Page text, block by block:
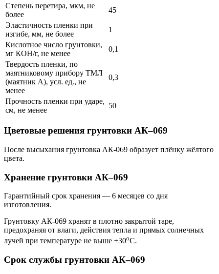
Степень перетира, мкм, не
более
45
Эластичность пленки при
изгибе, мм, не более
1
Кислотное число грунтовки,
мг КОН/г, не менее
0,1
Твердость пленки, по
маятниковому прибору ТМЛ
(маятник А), усл. ед., не
менее
0,3
Прочность пленки при ударе,
см, не менее
50
Цветовые решения грунтовки АК–069
После высыхания грунтовка АК-069 образует плёнку жёлтого
цвета.
Хранение грунтовки АК–069
Гарантийный срок хранения — 6 месяцев со дня
изготовления.
Грунтовку АК-069 хранят в плотно закрытой таре,
предохраняя от влаги, действия тепла и прямых солнечных
лучей при температуре не выше +30оС.
Срок службы грунтовки АК–069